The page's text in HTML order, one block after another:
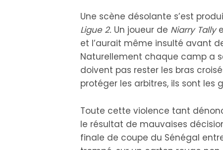
Une scène désolante s’est
Ligue 2. Un joueur de Niarry Tally
et l’aurait même insulté avant
Naturellement chaque camp a
doivent pas rester les bras
protéger les arbitres, ils sont les
Toute cette violence tant
le résultat de mauvaises
finale de coupe du Sénégal